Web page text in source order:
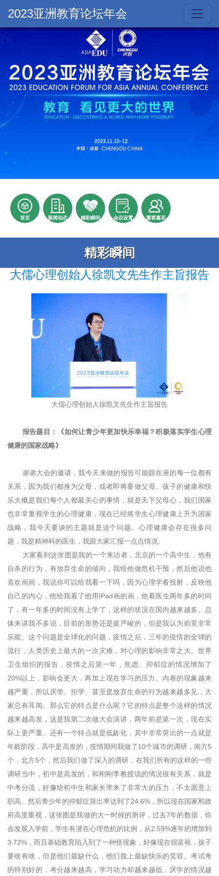
2023亚洲教育论坛年会
首页 新闻动态 精彩瞬间 会议设置 重要嘉宾
精彩瞬间
大儒心理创始人徐凯文先生作主旨报告
大儒心理创始人徐凯文先生作主旨报告
报告题目：《如何让青少年更加快乐幸福？积极落实学生心理
健康的国家战略》
谢谢大会的邀请，我今天来做的报告可能跟在座的每一位都有
关系，因为我们都身为父母，或者即将要做父母。孩子的健康和快
乐大概是我们每个人都最关心的事情，就是天下父母心，我们国家
也非常重视学生的心理健康，现在已经将学生心理健康上升为国家
战略，我今天要谈的主题就是这个问题。心理健康会存在很多问
题，我是精神科的医生，我跟大家汇报一点点情况。
大家看到这张图是我的一个来访者，北京的一个高中生，他有
自杀的行为，有放弃生命的倾向，我给他做危机干预，然后他说他
喜欢画画，我说你可以给我看一下吗，因为心理学看投射，反映他
自己的内心，他给我看了他用IPad画的画，他看医生两年多的时间
了，有一年多的时间没有上学了，这样的状况在国内越来越多。总
体来讲我不多说，目前的形势还是挺严峻的，但是我认为前景非常
乐观。这个问题是全球化的问题，疫情之后，三年的疫情的全球的
流行，人类历史上最大的一次灾难，对心理的影响非常之大。世界
卫生组织的报告，疫情之后第一年，焦虑、抑郁症的情况增加了
20%以上，影响会更大，再加上现在学习的压力、内卷的现象越来
越严重，所以厌学、拒学、甚至是放弃生命的行为越来越多见，大
家总有耳闻。那么它的特点是什么呢？它的特点是整个这样的情况
越来越高发，这是我第二次做大会演讲，两年前是第一次，现在实
际上更严重。还有一个特点就是低龄化，其中非常突出的一点就是
年龄阶段，高中是高发的，疫情期间我做了10个城市的调研，南方5
个，北方5个，然后我们做了深入的调研，在我们所有的这样的一些
调研当中，初中是高发的，和刚刚李教授说的情况很有关系，就是
中考分流，好像给初中生和家长带来了非常大的压力，不太愿意上
职高。然后青少年的抑郁症筛出率达到了24.6%，所以现在国家和政
府高度重视，这张图是我做的大一时候的测评，过去7年的数据，你
会发展入学前，学生有潜在心理危机的比例，从2.59%逐年的增加到
3.72%，而且基础教育陷入到了一种怪现象，好像现在很富裕，孩子
要啥有啥，但是他们最缺什么，他们脸上最缺快乐的笑容。考试考
的特别好的，考分越来越高，学习动力却越来越低，厌学的情况越